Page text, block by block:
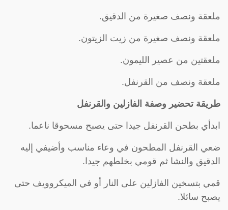
ملعقة ونصف صغيرة من الدقيق.
ملعقة ونصف صغيرة من زيت الزيتون.
ملعقتين من عصير الليمون.
ملعقة ونصف من القرنفل.
طريقة تحضير وصفة الفازلين والقرنفل
ابدأي بطحن القرنفل جيدا حتى يصبح مسحوقا ناعما.
ضعي القرنفل المطحون في وعاء مناسب وأضيفي إليه
الدقيق والنشا ثم قومي بخلطهم جيدا.
قمي بتسخين الفازلين على النار أو في الميكروويف حتى
يصبح سائلا.